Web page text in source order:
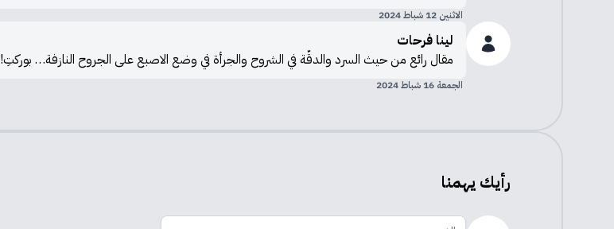
الاثنين 12 شباط 2024
لينا فرحات
مقال رائع من حيث السرد والدقّة في الشروح والجرأة في وضع الاصبع على الجروح النازفة… بوركتِ!
الجمعة 16 شباط 2024
رأيك يهمنا
الاسم